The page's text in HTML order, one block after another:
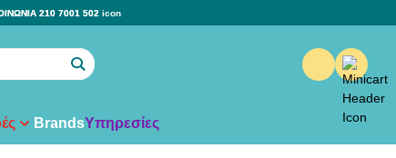
210 7001 502
BrandsΥπηρεσίες